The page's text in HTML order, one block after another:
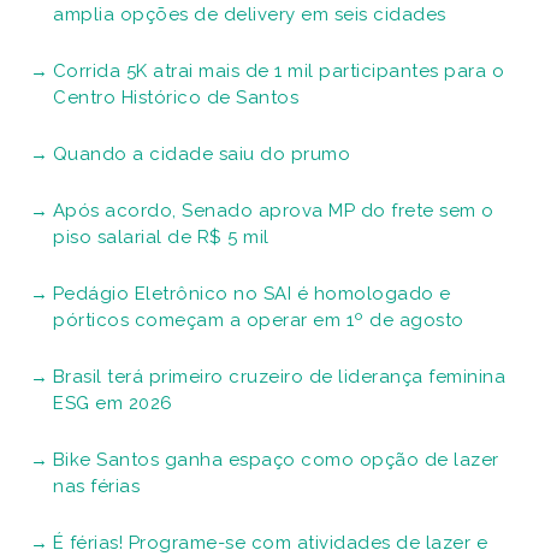
amplia opções de delivery em seis cidades
Corrida 5K atrai mais de 1 mil participantes para o
Centro Histórico de Santos
Quando a cidade saiu do prumo
Após acordo, Senado aprova MP do frete sem o
piso salarial de R$ 5 mil
Pedágio Eletrônico no SAI é homologado e
pórticos começam a operar em 1º de agosto
Brasil terá primeiro cruzeiro de liderança feminina
ESG em 2026
Bike Santos ganha espaço como opção de lazer
nas férias
É férias! Programe-se com atividades de lazer e